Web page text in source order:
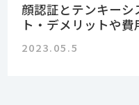
顔認証とテンキーシ
ト・デメリットや
2023.05.5